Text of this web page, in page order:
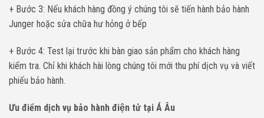
+ Bước 3: Nếu khách hàng đồng ý chúng tôi sẽ tiến hành bảo hành
Junger hoặc sửa chữa hư hỏng ở bếp
+ Bước 4: Test lại trước khi bàn giao sản phẩm cho khách hàng
kiểm tra. Chỉ khi khách hài lòng chúng tôi mới thu phí dịch vụ và viết
phiếu bảo hành.
Ưu điểm dịch vụ bảo hành điện tử tại Á Âu